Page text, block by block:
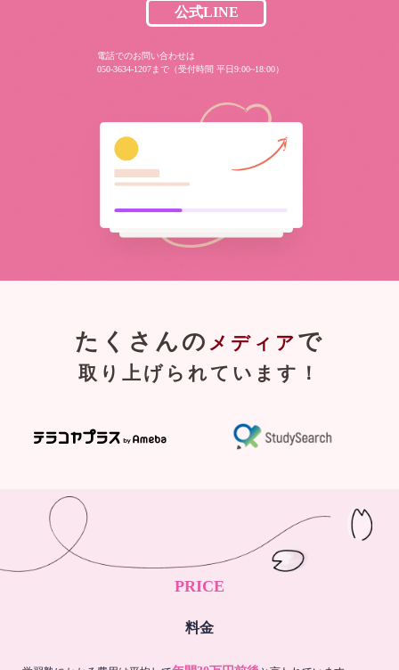
公式LINE
電話でのお問い合わせは
050-3634-1207まで（受付時間 平日9:00~18:00）
たくさんの メディア で
取り上げられています！
PRICE
料金